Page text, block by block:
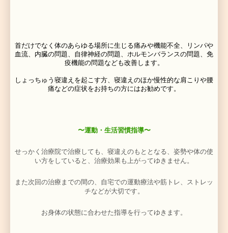
寝違えの初期症状に多い筋肉や靭帯に炎症が見られる
ッサージやストレッチが逆に筋肉の 炎症を悪化させて
もあるので、その際は、マッサージよりも直接患部に
治療を行います。アイシングやシップ、テーピングに
わせた治療をご提案致します。
〜「プロテクノＰＮＦ」による寝違え治療〜
寝違えの首や背部の筋肉は、がちがちに緊張している
が有効で、電気治療だけで症状がかなり改善されるこ
す。
〜鍼灸での寝違え治療〜